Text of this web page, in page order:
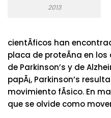
2013
cientÃ­ficos han
placa de proteÃ­na en los
de Parkinson’s y de
papÃ¡, Parkinson’s
movimiento fÃ­sico. En
que se olvide como